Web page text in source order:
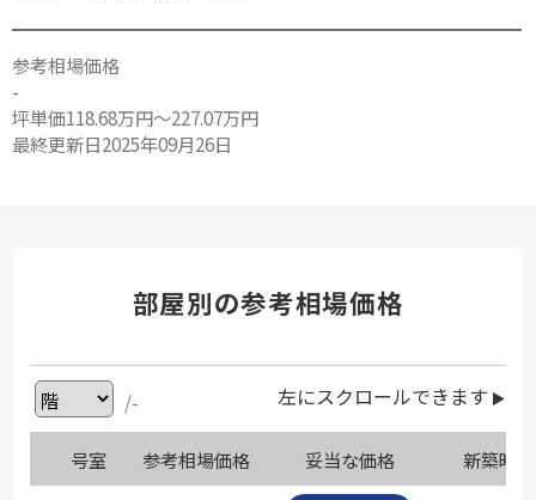
参考相場価格
-
坪単価118.68万円～227.07万円
最終更新日2025年09月26日
部屋別の参考相場価格
/- 左にスクロールできます
号室 参考相場価格 妥当な価格 新築時